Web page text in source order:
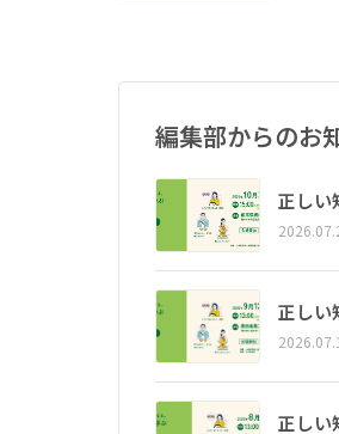
編集部からのお
正しい
正しい
正しい